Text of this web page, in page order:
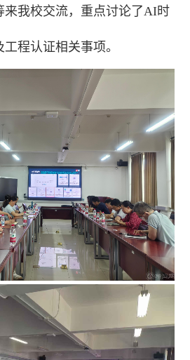
来我校交流，重点讨论了AI时
程认证相关事项。